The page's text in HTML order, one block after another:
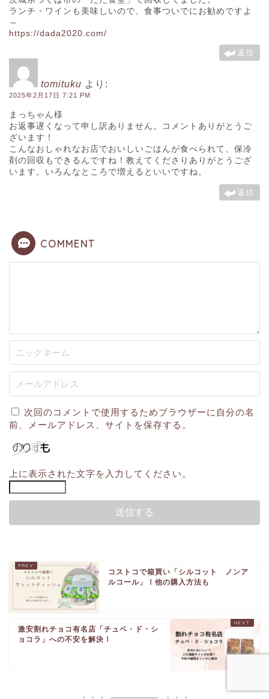
ランチ・ワインも美味しいので、食事ついでにお勧めですよ
～
https://dada2020.com/
返信
tomituku より:
2025年2月17日 7:21 PM
まっちゃん様
お返事遅くなって申し訳ありません。コメントありがとうご
ざいます！
こんなおしゃれなお店でおいしいごはんが食べられて、保冷
剤の回収もできるんですね！教えてくださりありがとうござ
います。いろんなところで増えるといいですね。
返信
COMMENT
次回のコメントで使用するためブラウザーに自分の名
前、メールアドレス、サイトを保存する。
上に表示された文字を入力してください。
コストコで箱買い「シルコット ノンア
ルコール」！他の購入方法も
激安割れチョコ有名店「チュベ・ド・シ
ョコラ」への不安を解決！